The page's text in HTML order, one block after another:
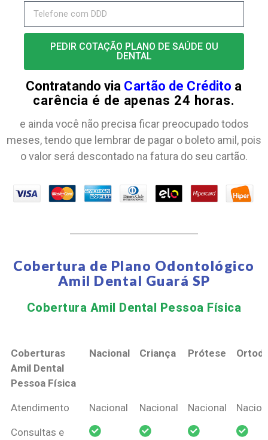
PEDIR COTAÇÃO PLANO DE SAÚDE OU
DENTAL
Contratando via Cartão de Crédito a
carência é de apenas 24 horas.
e ainda você não precisa ficar preocupado todos
meses, tendo que lembrar de pagar o boleto amil, pois
o valor será descontado na fatura do seu cartão.
Cobertura de Plano Odontológico
Amil Dental Guará SP
Cobertura Amil Dental Pessoa Física​
Coberturas
Amil Dental
Pessoa Física
Nacional Criança Prótese
Coberturas
Pessoa Física
Nacional Criança Prótese
Atendimento Nacional Nacional Nacional
Consultas e